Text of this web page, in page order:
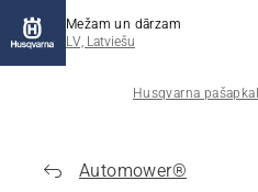
Mežam un dārzam
LV, Latviešu
Husqvarna
Automower®